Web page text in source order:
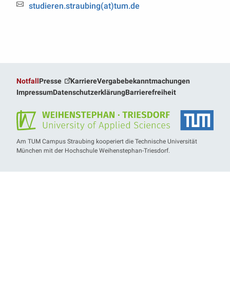
Email:studieren.straubing(at)tum.de
NotfallPresse KarriereVergabebekanntmachungen
ImpressumDatenschutzerklärungBarrierefreiheit
Am TUM Campus Straubing kooperiert die Technische Universität
München mit der Hochschule Weihenstephan-Triesdorf.